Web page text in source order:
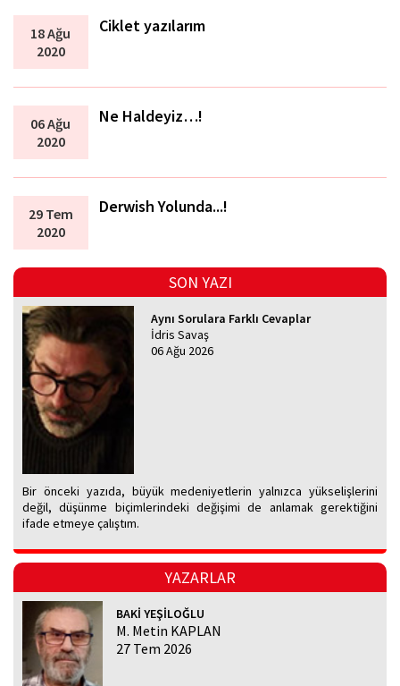
18 Ağu
2020
Ciklet yazılarım
06 Ağu
2020
Ne Haldeyiz…!
29 Tem
2020
Derwish Yolunda...!
SON YAZI
Aynı Sorulara Farklı Cevaplar
İdris Savaş
06 Ağu 2026
Bir önceki yazıda, büyük medeniyetlerin yalnızca yükselişlerini
değil, düşünme biçimlerindeki değişimi de anlamak gerektiğini
ifade etmeye çalıştım.
YAZARLAR
BAKİ YEŞİLOĞLU
M. Metin KAPLAN
27 Tem 2026